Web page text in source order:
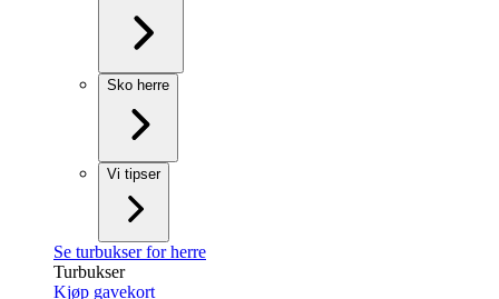
Sko herre
Vi tipser
Se turbukser for herre
Turbukser
Kjøp gavekort